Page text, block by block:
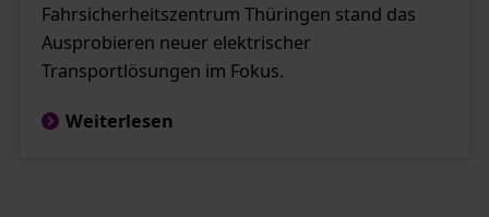
Fahrsicherheitszentrum Thüringen stand das
Ausprobieren neuer elektrischer
Transportlösungen im Fokus.
Weiterlesen